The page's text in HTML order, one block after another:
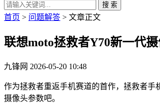
搜 索
首页 > 问题解答 > 文章正文
联想moto拯救者Y70新一代
九锋网 2026-05-20 10:48
作为拯救者重返手机赛道的首作，拯救者手
摄像头参数吧。